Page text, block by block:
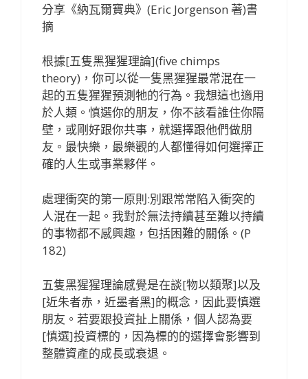
分享《納瓦爾寶典》(Eric Jorgenson 著)書
摘
根據[五隻黑猩猩理論](five chimps
theory)，你可以從一隻黑猩猩最常混在一
起的五隻猩猩預測牠的行為。我想這也適用
於人類。慎選你的朋友，你不該看誰住你隔
壁，或剛好跟你共事，就選擇跟他們做朋
友。最快樂，最樂觀的人都懂得如何選擇正
確的人生或事業夥伴。
處理衝突的第一原則:別跟常常陷入衝突的
人混在一起。我對於無法持續甚至難以持續
的事物都不感興趣，包括困難的關係。(P
182)
五隻黑猩猩理論感覺是在談[物以類聚]以及
[近朱者赤，近墨者黑]的概念，因此要慎選
朋友。若要跟投資扯上關係，個人認為要
[慎選]投資標的，因為標的的選擇會影響到
整體資產的成長或衰退。